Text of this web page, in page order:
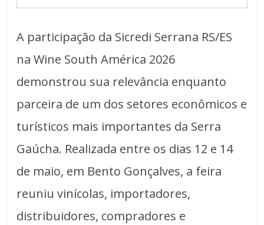
A participação da Sicredi Serrana RS/ES
na Wine South América 2026
demonstrou sua relevância enquanto
parceira de um dos setores econômicos e
turísticos mais importantes da Serra
Gaúcha. Realizada entre os dias 12 e 14
de maio, em Bento Gonçalves, a feira
reuniu vinícolas, importadores,
distribuidores, compradores e